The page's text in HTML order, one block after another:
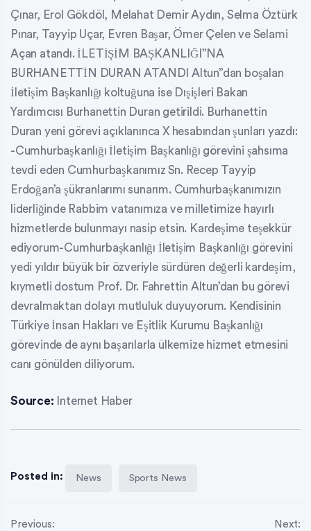
Çınar, Erol Gökdöl, Melahat Demir Aydın, Selma Öztürk
Pınar, Tayyip Uçar, Evren Başar, Ömer Çelen ve Selami
Açan atandı. İLETİŞİM BAŞKANLIĞI”NA
BURHANETTİN DURAN ATANDI Altun”dan boşalan
İletişim Başkanlığı koltuğuna ise Dışişleri Bakan
Yardımcısı Burhanettin Duran getirildi. Burhanettin
Duran yeni görevi açıklanınca X hesabından şunları yazdı:
-Cumhurbaşkanlığı İletişim Başkanlığı görevini şahsıma
tevdi eden Cumhurbaşkanımız Sn. Recep Tayyip
Erdoğan’a şükranlarımı sunarım. Cumhurbaşkanımızın
liderliğinde Rabbim vatanımıza ve milletimize hayırlı
hizmetlerde bulunmayı nasip etsin. Kardeşime teşekkür
ediyorum-Cumhurbaşkanlığı İletişim Başkanlığı görevini
yedi yıldır büyük bir özveriyle sürdüren değerli kardeşim,
kıymetli dostum Prof. Dr. Fahrettin Altun’dan bu görevi
devralmaktan dolayı mutluluk duyuyorum. Kendisinin
Türkiye İnsan Hakları ve Eşitlik Kurumu Başkanlığı
görevinde de aynı başarılarla ülkemize hizmet etmesini
canı gönülden diliyorum.
Source: Internet Haber
Posted in: News Sports News
Previous: Next: